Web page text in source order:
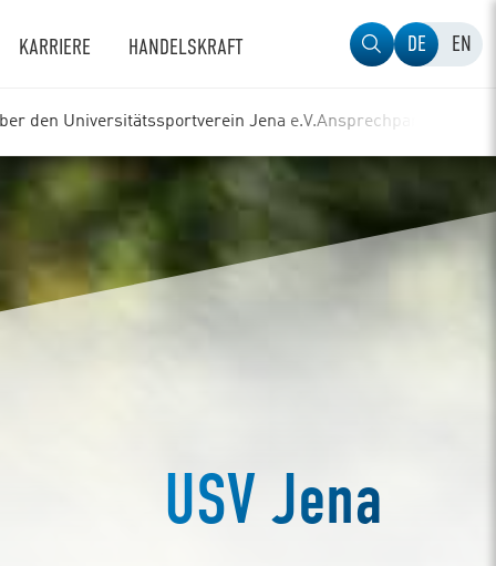
KARRIERE HANDELSKRAFT DE EN
USV Jena
den Universitätssportverein Jena e.V.Ansprechpartner